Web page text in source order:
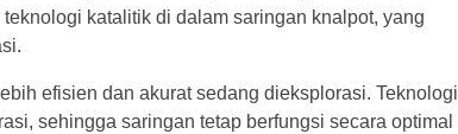
katalitik di dalam saringan knalpot, yang
efisien dan akurat sedang dieksplorasi. Teknologi
sehingga saringan tetap berfungsi secara optimal